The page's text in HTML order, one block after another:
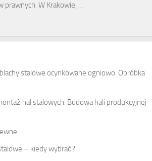
prawnych. W Krakowie, …
stalowe ocynkowane ogniowo. Obróbka
hal stalowych. Budowa hali produkcyjnej
– kiedy wybrać?